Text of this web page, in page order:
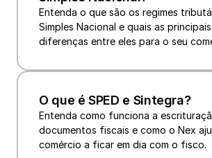
Entenda o que são os regimes
Simples Nacional e quais as principais
diferenças entre eles para o seu
O que é SPED e Sintegra?
Entenda como funciona a
documentos fiscais e como o Nex
comércio a ficar em dia com o fisco.